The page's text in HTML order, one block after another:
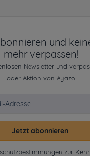
und
mehr verpassen!
Newsletter und
oder Aktion von Ayazo.
Jetzt abonnieren
zur